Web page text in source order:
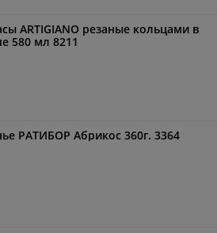
ARTIGIANO резаные кольцами в
580 мл 8211
РАТИБОР Абрикос 360г. 3364